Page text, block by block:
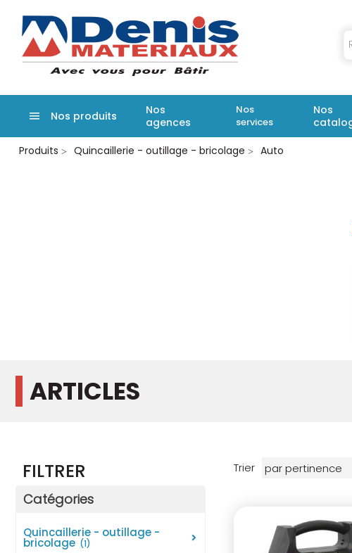
Aller
Nos produits
Nos
agences
Nos
services
Nos
Produits
Quincaillerie - outillage - bricolage Auto
ARTICLES
FILTRER
Catégories
quincaillerie - outillage -
bricolage (1)
Trier